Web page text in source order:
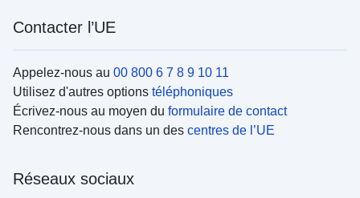
Contacter l’UE
Appelez-nous au 00 800 6 7 8 9 10 11
Utilisez d'autres options téléphoniques
Écrivez-nous au moyen du formulaire de contact
Rencontrez-nous dans un des centres de l’UE
Réseaux sociaux